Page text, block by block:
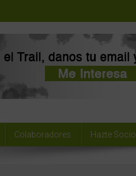
Colaboradores Hazte Socio